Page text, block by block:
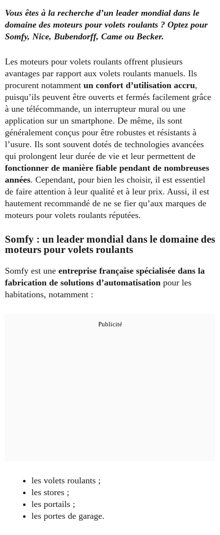
Vous êtes à la recherche d’un leader mondial dans le
domaine des moteurs pour volets roulants ? Optez pour
Somfy, Nice, Bubendorff, Came ou Becker.
Les moteurs pour volets roulants offrent plusieurs
avantages par rapport aux volets roulants manuels. Ils
procurent notamment un confort d’utilisation accru,
puisqu’ils peuvent être ouverts et fermés facilement grâce
à une télécommande, un interrupteur mural ou une
application sur un smartphone. De même, ils sont
généralement conçus pour être robustes et résistants à
l’usure. Ils sont souvent dotés de technologies avancées
qui prolongent leur durée de vie et leur permettent de
fonctionner de manière fiable pendant de nombreuses
années. Cependant, pour bien les choisir, il est essentiel
de faire attention à leur qualité et à leur prix. Aussi, il est
hautement recommandé de ne se fier qu’aux marques de
moteurs pour volets roulants réputées.
Somfy : un leader mondial dans le domaine des
moteurs pour volets roulants
Somfy est une entreprise française spécialisée dans la
fabrication de solutions d’automatisation pour les
habitations, notamment :
les volets roulants ;
les stores ;
les portails ;
les portes de garage.